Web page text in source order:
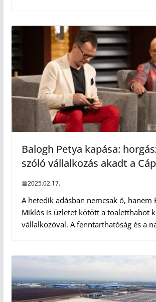
Balogh Petya kapása:
szóló vállalkozás akadt a
2025.02.17.
A hetedik adásban nemcsak ő, hanem
Miklós is üzletet kötött a toaletthabot
vállalkozóval. A fenntarthatóság és a